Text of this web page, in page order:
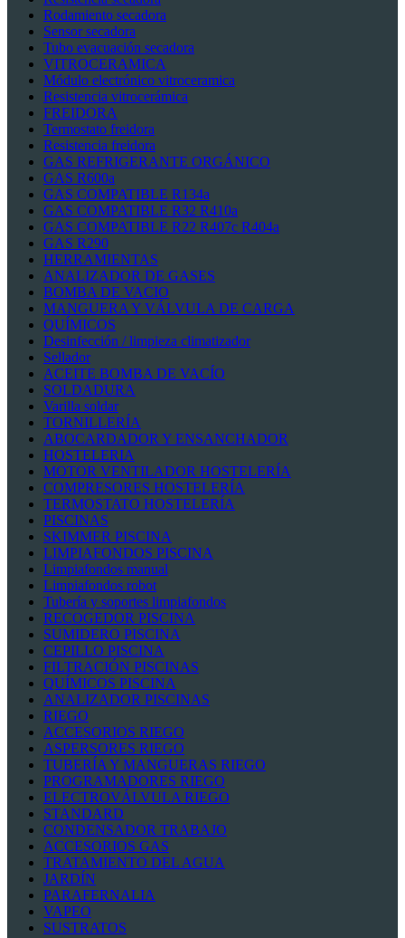
Rodamiento secadora
Sensor secadora
Tubo evacuación secadora
VITROCERAMICA
Módulo electrónico vitroceramica
Resistencia vitrocerámica
FREIDORA
Termostato freidora
Resistencia freidora
GAS REFRIGERANTE ORGÁNICO
GAS R600a
GAS COMPATIBLE R134a
GAS COMPATIBLE R32 R410a
GAS COMPATIBLE R22 R407c R404a
GAS R290
HERRAMIENTAS
ANALIZADOR DE GASES
BOMBA DE VACIO
MANGUERA Y VÁLVULA DE CARGA
QUÍMICOS
Desinfección / limpieza climatizador
Sellador
ACEITE BOMBA DE VACÍO
SOLDADURA
Varilla soldar
TORNILLERÍA
ABOCARDADOR Y ENSANCHADOR
HOSTELERIA
MOTOR VENTILADOR HOSTELERÍA
COMPRESORES HOSTELERÍA
TERMOSTATO HOSTELERÍA
PISCINAS
SKIMMER PISCINA
LIMPIAFONDOS PISCINA
Limpiafondos manual
Limpiafondos robot
Tubería y soportes limpiafondos
RECOGEDOR PISCINA
SUMIDERO PISCINA
CEPILLO PISCINA
FILTRACIÓN PISCINAS
QUÍMICOS PISCINA
ANALIZADOR PISCINAS
RIEGO
ACCESORIOS RIEGO
ASPERSORES RIEGO
TUBERÍA Y MANGUERAS RIEGO
PROGRAMADORES RIEGO
ELECTROVÁLVULA RIEGO
STANDARD
CONDENSADOR TRABAJO
ACCESORIOS GAS
TRATAMIENTO DEL AGUA
JARDÍN
PARAFERNALIA
VAPEO
SUSTRATOS